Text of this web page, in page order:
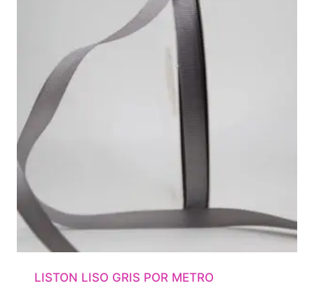
LISTON LISO GRIS POR METRO